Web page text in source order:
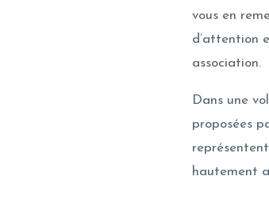
vous en
d’attention
association.
Dans une
proposées
hautement